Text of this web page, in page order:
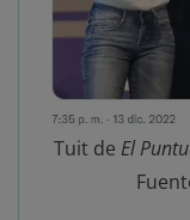
Tuit de El